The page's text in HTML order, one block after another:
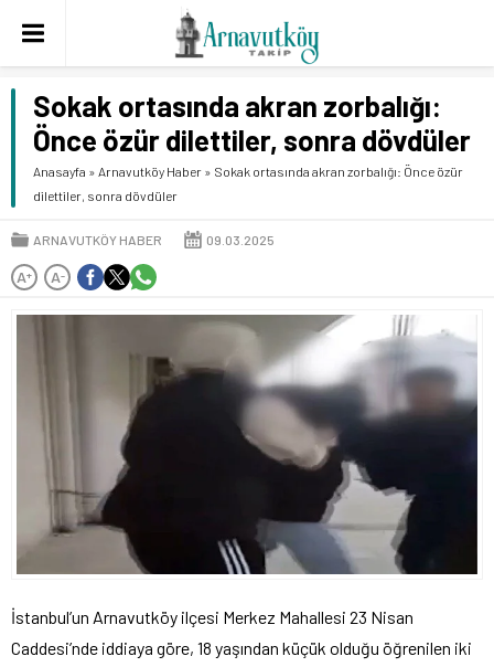
Sokak ortasında akran zorbalığı:
Önce özür dilettiler, sonra dövdüler
Anasayfa » Arnavutköy Haber » Sokak ortasında akran zorbalığı: Önce özür
dilettiler, sonra dövdüler
ARNAVUTKÖY HABER 09.03.2025
A+ A-
İstanbul’un Arnavutköy ilçesi Merkez Mahallesi 23 Nisan
Caddesi’nde iddiaya göre, 18 yaşından küçük olduğu öğrenilen iki